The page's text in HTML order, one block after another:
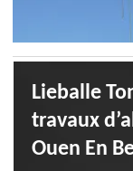
Lieballe
travaux
Ouen En